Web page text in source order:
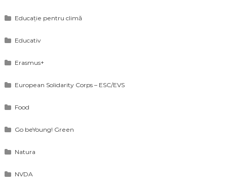
Educație pentru climă
Educativ
Erasmus+
European Solidarity Corps – ESC/EVS
Food
Go beYoung! Green
Natura
NVDA